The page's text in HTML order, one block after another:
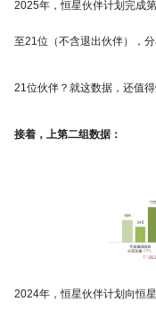
2025年，恒星伙伴计划完成
至21位（不含退出伙伴），
21位伙伴？就这数据，还值得
接着，上第二组数据：
2024年，恒星伙伴计划向恒